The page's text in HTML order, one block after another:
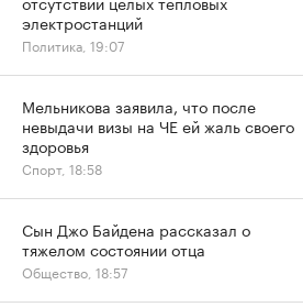
электростанций
Политика, 19:07
Мельникова заявила, что после
невыдачи визы на ЧЕ ей жаль своего
здоровья
Спорт, 18:58
Сын Джо Байдена рассказал о
тяжелом состоянии отца
Общество, 18:57